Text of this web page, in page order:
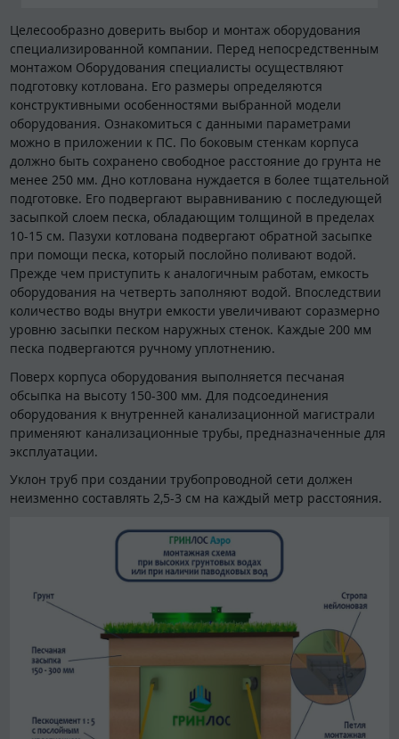
Целесообразно доверить выбор и монтаж оборудования
специализированной компании. Перед непосредственным
монтажом Оборудования специалисты осуществляют
подготовку котлована. Его размеры определяются
конструктивными особенностями выбранной модели
оборудования. Ознакомиться с данными параметрами
можно в приложении к ПС. По боковым стенкам корпуса
должно быть сохранено свободное расстояние до грунта не
менее 250 мм. Дно котлована нуждается в более тщательной
подготовке. Его подвергают выравниванию с последующей
засыпкой слоем песка, обладающим толщиной в пределах
10-15 см. Пазухи котлована подвергают обратной засыпке
при помощи песка, который послойно поливают водой.
Прежде чем приступить к аналогичным работам, емкость
оборудования на четверть заполняют водой. Впоследствии
количество воды внутри емкости увеличивают соразмерно
уровню засыпки песком наружных стенок. Каждые 200 мм
песка подвергаются ручному уплотнению.
Поверх корпуса оборудования выполняется песчаная
обсыпка на высоту 150-300 мм. Для подсоединения
оборудования к внутренней канализационной магистрали
применяют канализационные трубы, предназначенные для
эксплуатации.
Уклон труб при создании трубопроводной сети должен
неизменно составлять 2,5-3 см на каждый метр расстояния.